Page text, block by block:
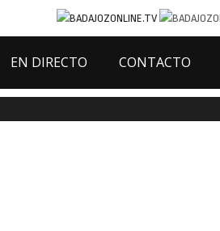
EN DIRECTO CONTACTO